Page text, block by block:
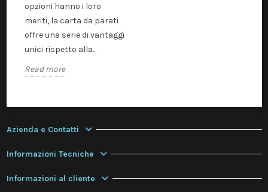
opzioni hanno i loro
meriti, la carta da parati
offre una serie di vantaggi
unici rispetto alla...
Read more
Azienda e Contatti
Informazioni Tecniche
Informazioni al cliente